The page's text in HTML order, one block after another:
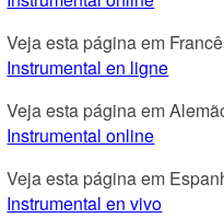
Veja esta página em
Instrumental en ligne
Veja esta página em
Instrumental online
Veja esta página em
Instrumental en vivo